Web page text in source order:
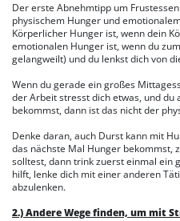
Der erste Abnehmtipp um
physischem Hunger und
Körperlicher Hunger ist, wenn dein
emotionalen Hunger ist, wenn du
gelangweilt) und du lenkst dich von
Wenn du gerade ein großes
der Arbeit stresst dich etwas, und
bekommst, dann ist das nicht der
Denke daran, auch Durst kann mit
das nächste Mal Hunger bekommst,
solltest, dann trink zuerst einmal ein
hilft, lenke dich mit einer anderen
abzulenken.
2.) Andere Wege finden, um mit